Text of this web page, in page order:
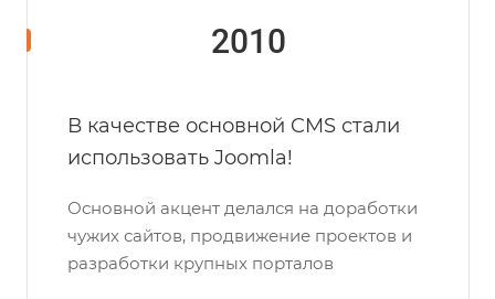
2010
В качестве основной CMS стали
использовать Joomla!
Основной акцент делался на доработки
чужих сайтов, продвижение проектов и
разработки крупных порталов